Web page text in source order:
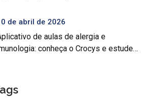
de abril de 2026
de aulas de alergia e
conheça o Crocys e estude